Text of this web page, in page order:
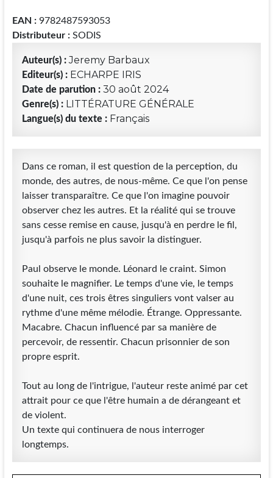
EAN :9782487593053
Distributeur :SODIS
Auteur(s) :Jeremy Barbaux
Editeur(s) : ECHARPE IRIS
Date de parution : 30 août 2024
Genre(s) : LITTÉRATURE GÉNÉRALE
Langue(s) du texte : Français
Dans ce roman, il est question de la perception, du
monde, des autres, de nous-même. Ce que l'on pense
laisser transparaître. Ce que l'on imagine pouvoir
observer chez les autres. Et la réalité qui se trouve
sans cesse remise en cause, jusqu'à en perdre le fil,
jusqu'à parfois ne plus savoir la distinguer.
Paul observe le monde. Léonard le craint. Simon
souhaite le magnifier. Le temps d'une vie, le temps
d'une nuit, ces trois êtres singuliers vont valser au
rythme d'une même mélodie. Étrange. Oppressante.
Macabre. Chacun influencé par sa manière de
percevoir, de ressentir. Chacun prisonnier de son
propre esprit.
Tout au long de l'intrigue, l'auteur reste animé par cet
attrait pour ce que l'être humain a de dérangeant et
de violent.
Un texte qui continuera de nous interroger
longtemps.